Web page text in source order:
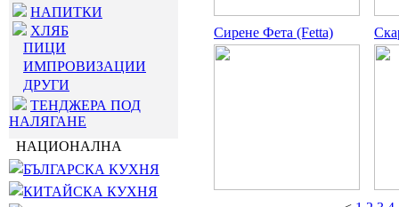
НАПИТКИ
ХЛЯБ
ПИЦИ
ИМПРОВИЗАЦИИ
ДРУГИ
ТЕНДЖЕРА ПОД
НАЛЯГАНЕ
НАЦИОНАЛНА
БЪЛГАРСКА КУХНЯ
КИТАЙСКА КУХНЯ
Сирене Фета (Fetta)